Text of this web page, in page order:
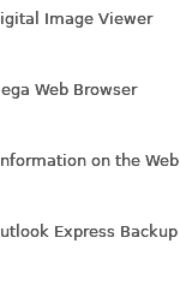
Image Viewer
Web Browser
on the Web
Express Backup